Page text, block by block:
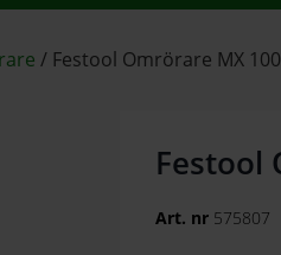
/ Festool Omrörare MX
Festool
Art. nr 575807